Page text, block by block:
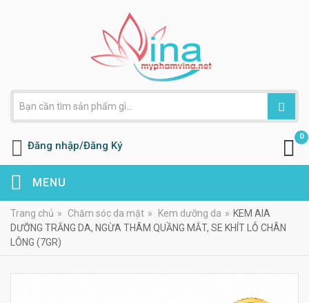
Đăng nhập/Đăng Ký
0
MENU
Trang chủ » Chăm sóc da mặt » Kem dưỡng da » KEM AIA
DƯỠNG TRẮNG DA, NGỪA THÂM QUẦNG MẮT, SE KHÍT LỖ CHÂN
LÔNG (7GR)